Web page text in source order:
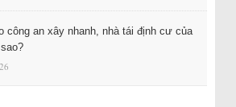
công an xây nhanh, nhà tái định cư của